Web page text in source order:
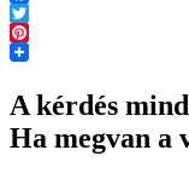
Facebook
Twitter
Pinterest
A kérdés
Ha megvan a